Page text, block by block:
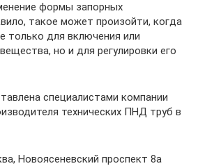
формы запорных
такое может произойти, когда
только для включения или
но и для регулировки его
специалистами компании
технических ПНД труб в
Новоясеневский проспект 8а